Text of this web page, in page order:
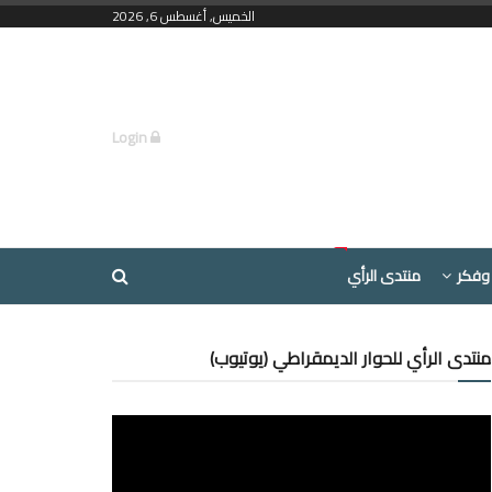
الخميس, أغسطس 6, 2026
منتدى الرأي
منتدى الرأي للحوار الديمقراطي (يوتيوب)